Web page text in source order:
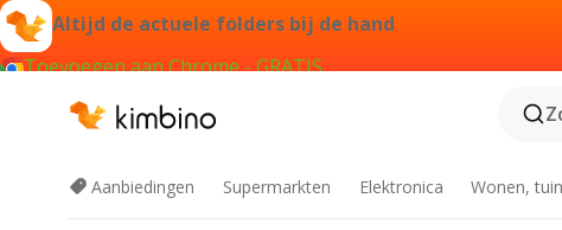
Altijd de actuele folders bij de hand
Toevoegen aan Chrome - GRATIS
Aanbiedingen Supermarkten Elektronica Wonen,